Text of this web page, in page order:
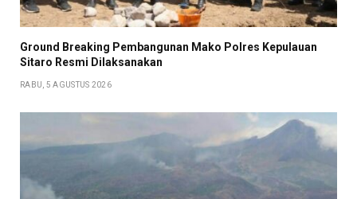
Ground Breaking Pembangunan Mako Polres Kepulauan
Sitaro Resmi Dilaksanakan
RABU, 5 AGUSTUS 2026